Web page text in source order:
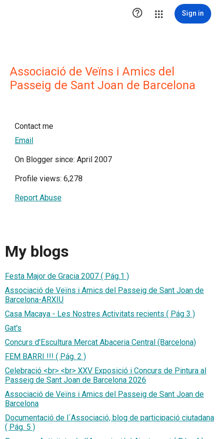
 Sign in
Associació de Veïns i Amics del
Passeig de Sant Joan de Barcelona
Contact me
Email
On Blogger since: April 2007
Profile views: 6,278
Report Abuse
My blogs
Festa Major de Gracia 2007 ( Pág.1 )
Associació de Veïns i Amics del Passeig de Sant Joan de
Barcelona-ARXIU
Casa Macaya - Les Nostres Activitats recients ( Pág 3 )
Gat's
Concurs d'Escultura Mercat Abaceria Central (Barcelona)
FEM BARRI !!! ( Pág. 2 )
Celebració <br> <br> XXV Exposició i Concurs de Pintura al
Passeig de Sant Joan de Barcelona 2026
Associació de Veïns i Amics del Passeig de Sant Joan de
Barcelona
Documentació de l´Associació, blog de participació ciutadana
( Pág. 5 )